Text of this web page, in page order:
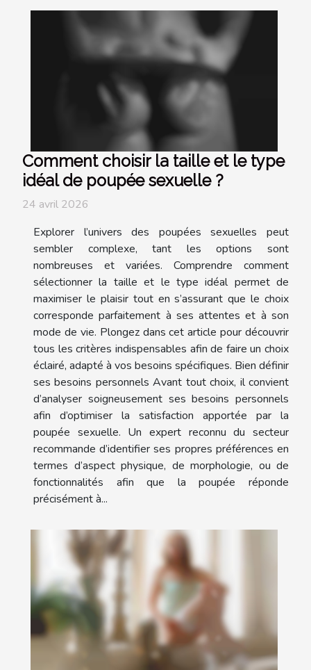
Comment choisir la taille et le type
idéal de poupée sexuelle ?
24 avril 2026
Explorer l’univers des poupées sexuelles peut
sembler complexe, tant les options sont
nombreuses et variées. Comprendre comment
sélectionner la taille et le type idéal permet de
maximiser le plaisir tout en s’assurant que le choix
corresponde parfaitement à ses attentes et à son
mode de vie. Plongez dans cet article pour découvrir
tous les critères indispensables afin de faire un choix
éclairé, adapté à vos besoins spécifiques. Bien définir
ses besoins personnels Avant tout choix, il convient
d’analyser soigneusement ses besoins personnels
afin d’optimiser la satisfaction apportée par la
poupée sexuelle. Un expert reconnu du secteur
recommande d’identifier ses propres préférences en
termes d’aspect physique, de morphologie, ou de
fonctionnalités afin que la poupée réponde
précisément à...